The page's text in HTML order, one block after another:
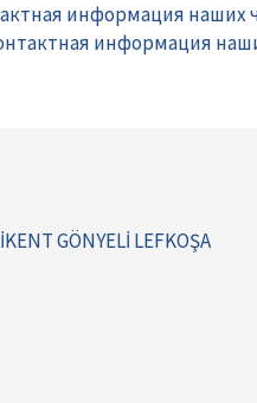
информация наших
информация
GÖNYELİ LEFKOŞA